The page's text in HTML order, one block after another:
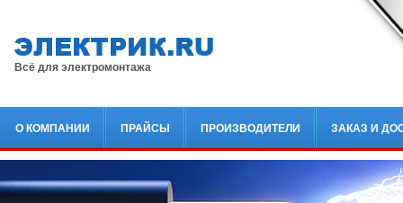
Всё для электромонтажа
О КОМПАНИИ ПРАЙСЫ ПРОИЗВОДИТЕЛИ ЗАКАЗ И